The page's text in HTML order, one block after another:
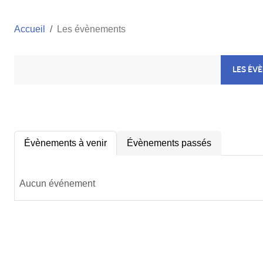
Accueil Les évènements
LES
Évènements à venir Évènements passés
Aucun événement